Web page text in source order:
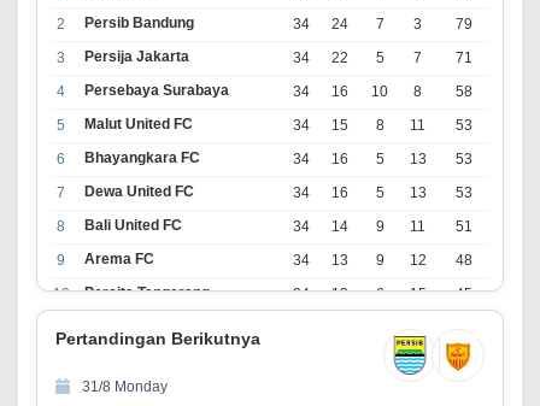
2
Persib Bandung 34 24 7 3
79
3
Persija Jakarta 34 22 5 7
71
4
Persebaya Surabaya 34 16 10 8
58
5
Malut United FC 34 15 8 11
53
6
Bhayangkara FC 34 16 5 13
53
7
Dewa United FC 34 16 5 13
53
8
Bali United FC 34 14 9 11
51
9
Arema FC 34 13 9 12
48
10
Persita Tangerang 34 13 6 15
45
17
39
13
Persijap Jepara
Pertandingan Berikutnya
31/8 Monday